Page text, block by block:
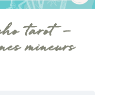
tarot –
mineurs